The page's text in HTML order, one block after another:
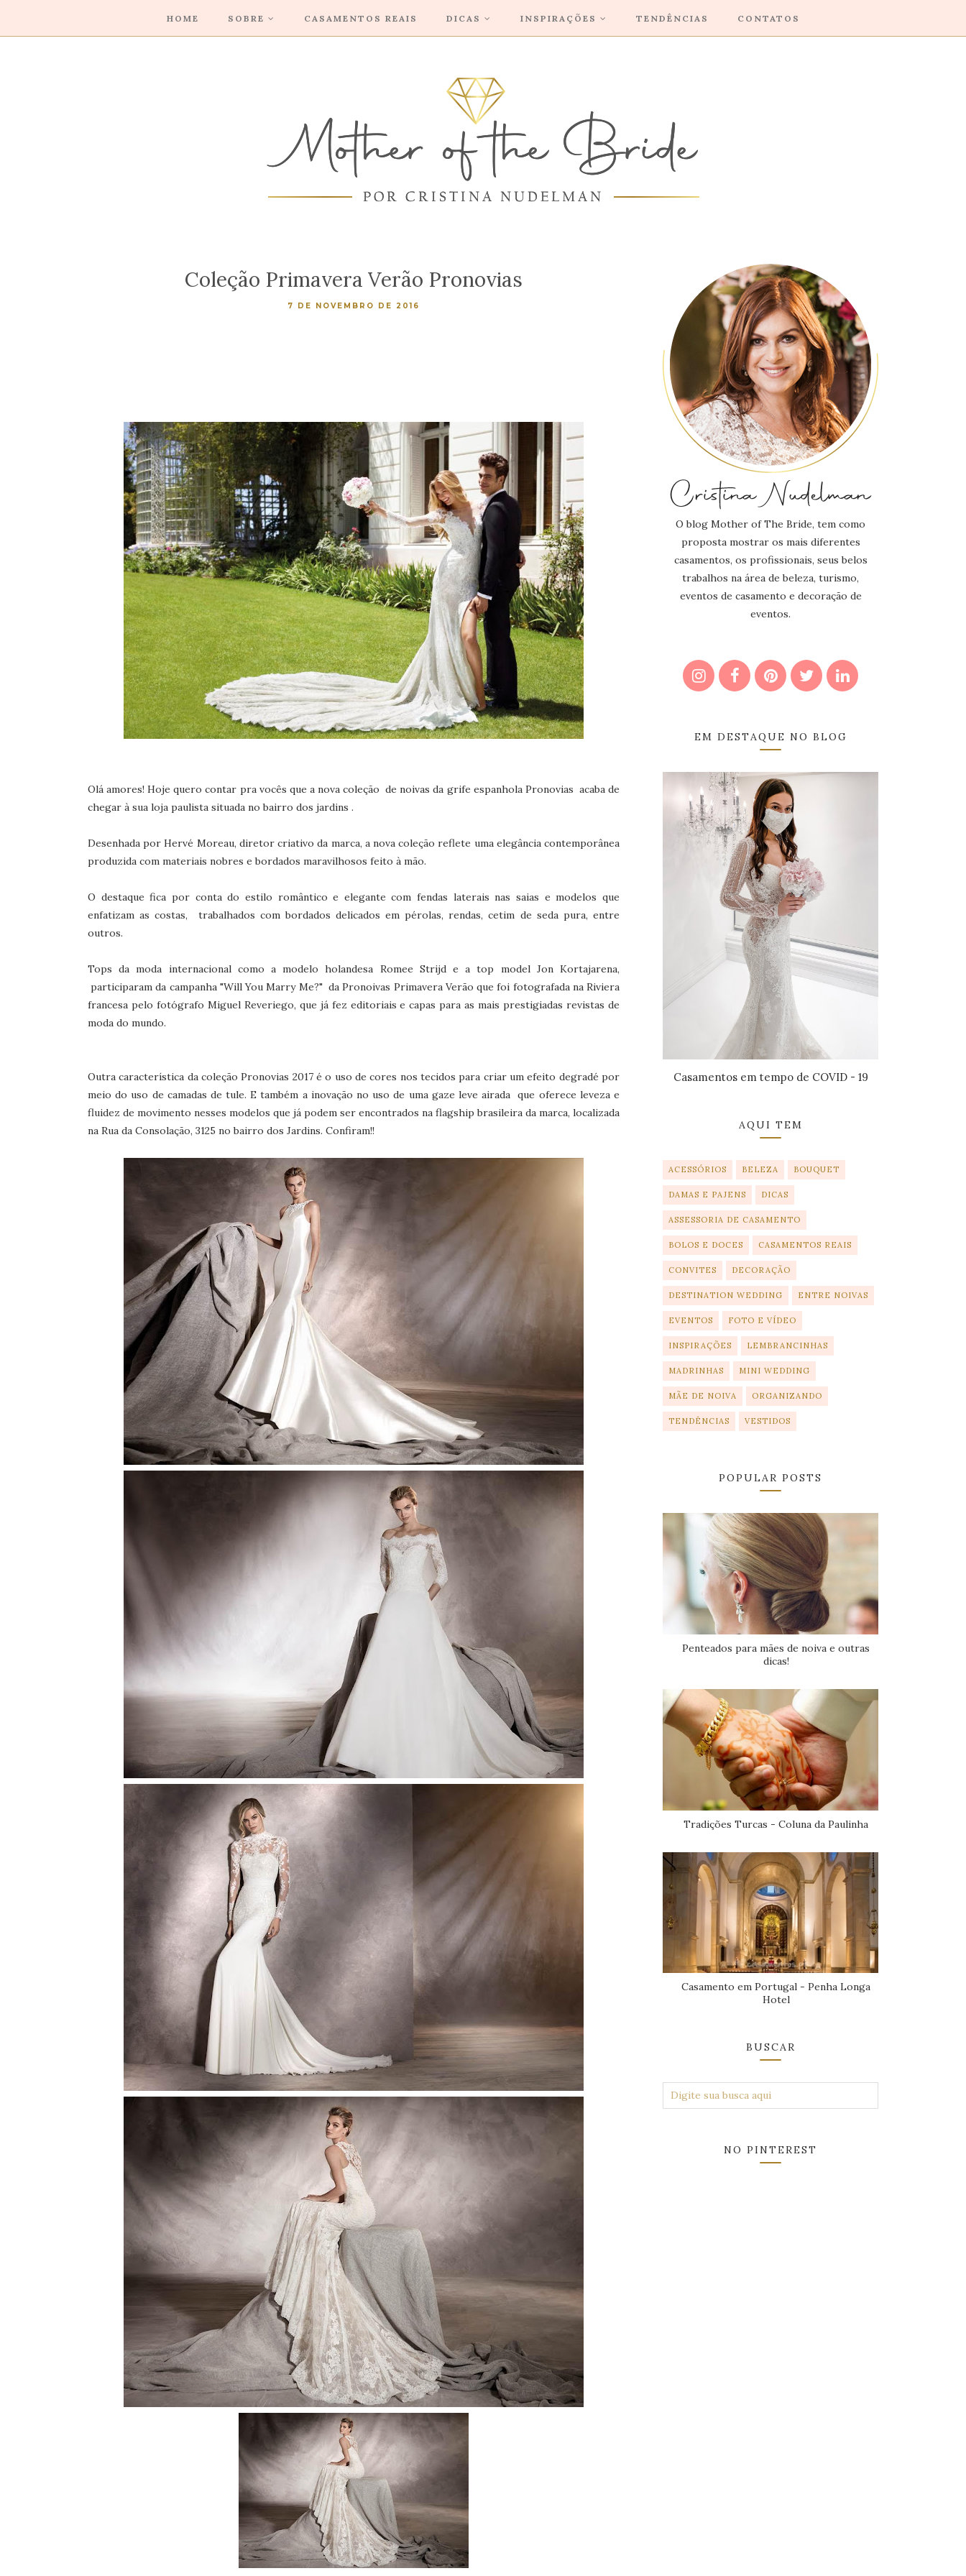
HOME SOBRE CASAMENTOS REAIS DICAS INSPIRAÇÕES TENDÊNCIAS CONTATOS
Coleção Primavera Verão Pronovias
7 DE NOVEMBRO DE 2016
Olá amores! Hoje quero contar pra vocês que a nova coleção de noivas da grife espanhola Pronovias acaba de
chegar à sua loja paulista situada no bairro dos jardins .
Desenhada por Hervé Moreau, diretor criativo da marca, a nova coleção reflete uma elegância contemporânea
produzida com materiais nobres e bordados maravilhosos feito à mão.
O destaque fica por conta do estilo romântico e elegante com fendas laterais nas saias e modelos que
enfatizam as costas, trabalhados com bordados delicados em pérolas, rendas, cetim de seda pura, entre
outros.
Tops da moda internacional como a modelo holandesa Romee Strijd e a top model Jon Kortajarena,
participaram da campanha "Will You Marry Me?" da Pronoivas Primavera Verão que foi fotografada na Riviera
francesa pelo fotógrafo Miguel Reveriego, que já fez editoriais e capas para as mais prestigiadas revistas de
moda do mundo.
Outra característica da coleção Pronovias 2017 é o uso de cores nos tecidos para criar um efeito degradé por
meio do uso de camadas de tule. E também a inovação no uso de uma gaze leve airada que oferece leveza e
fluidez de movimento nesses modelos que já podem ser encontrados na flagship brasileira da marca, localizada
na Rua da Consolação, 3125 no bairro dos Jardins. Confiram!!
O blog Mother of The Bride, tem como
proposta mostrar os mais diferentes
casamentos, os profissionais, seus belos
trabalhos na área de beleza, turismo,
eventos de casamento e decoração de
eventos.
EM DESTAQUE NO BLOG
Casamentos em tempo de COVID - 19
AQUI TEM
ACESSÓRIOS BELEZA BOUQUET
DAMAS E PAJENS DICAS
ASSESSORIA DE CASAMENTO
BOLOS E DOCES CASAMENTOS REAIS
CONVITES DECORAÇÃO
DESTINATION WEDDING ENTRE NOIVAS
EVENTOS FOTO E VÍDEO
INSPIRAÇÕES LEMBRANCINHAS
MADRINHAS MINI WEDDING
MÃE DE NOIVA ORGANIZANDO
TENDÊNCIAS VESTIDOS
POPULAR POSTS
Penteados para mães de noiva e outras
dicas!
Tradições Turcas - Coluna da Paulinha
Casamento em Portugal - Penha Longa
Hotel
BUSCAR
NO PINTEREST